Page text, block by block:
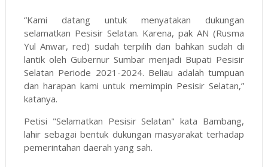
“Kami datang untuk menyatakan dukungan
selamatkan Pesisir Selatan. Karena, pak AN (Rusma
Yul Anwar, red) sudah terpilih dan bahkan sudah di
lantik oleh Gubernur Sumbar menjadi Bupati Pesisir
Selatan Periode 2021-2024. Beliau adalah tumpuan
dan harapan kami untuk memimpin Pesisir Selatan,”
katanya.
Petisi "Selamatkan Pesisir Selatan" kata Bambang,
lahir sebagai bentuk dukungan masyarakat terhadap
pemerintahan daerah yang sah.